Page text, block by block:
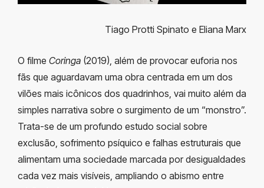
Tiago Protti Spinato e Eliana Marx
O filme Coringa (2019), além de provocar euforia nos
fãs que aguardavam uma obra centrada em um dos
vilões mais icônicos dos quadrinhos, vai muito além da
simples narrativa sobre o surgimento de um “monstro”.
Trata-se de um profundo estudo social sobre
exclusão, sofrimento psíquico e falhas estruturais que
alimentam uma sociedade marcada por desigualdades
cada vez mais visíveis, ampliando o abismo entre